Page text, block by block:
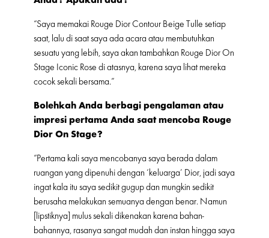
“Saya memakai Rouge Dior Contour Beige Tulle setiap
saat, lalu di saat saya ada acara atau membutuhkan
sesuatu yang lebih, saya akan tambahkan Rouge Dior On
Stage Iconic Rose di atasnya, karena saya lihat mereka
cocok sekali bersama.”
Bolehkah Anda berbagi pengalaman atau
impresi pertama Anda saat mencoba Rouge
Dior On Stage?
“Pertama kali saya mencobanya saya berada dalam
ruangan yang dipenuhi dengan ‘keluarga’ Dior, jadi saya
ingat kala itu saya sedikit gugup dan mungkin sedikit
berusaha melakukan semuanya dengan benar. Namun
[lipstiknya] mulus sekali dikenakan karena bahan-
bahannya, rasanya sangat mudah dan instan hingga saya